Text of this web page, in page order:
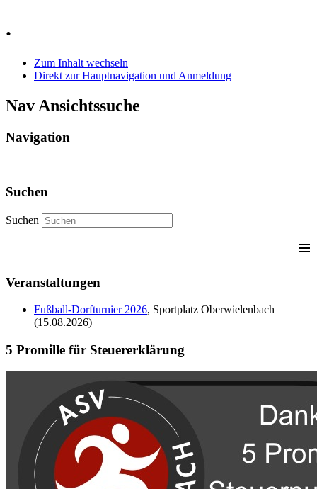
.
Zum Inhalt wechseln
Direkt zur Hauptnavigation und Anmeldung
Nav Ansichtssuche
Navigation
Suchen
Suchen
≡
Veranstaltungen
Fußball-Dorfturnier 2026, Sportplatz Oberwielenbach
(15.08.2026)
5 Promille für Steuererklärung